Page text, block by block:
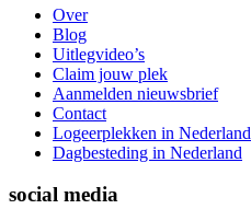
Over
Blog
Uitlegvideo’s
Claim jouw plek
Aanmelden nieuwsbrief
Contact
Logeerplekken in Nederland
Dagbesteding in Nederland
social media